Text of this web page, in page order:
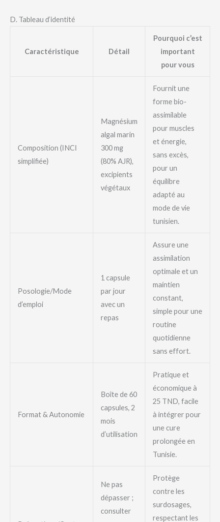
D. Tableau d’identité
Caractéristique Détail
Pourquoi c’est
important
pour vous
Composition (INCI
simplifiée)
Magnésium
algal marin
300 mg
(80% AJR),
excipients
végétaux
Fournit une
forme bio-
assimilable
pour muscles
et énergie,
sans excès,
pour un
équilibre
adapté au
mode de vie
tunisien.
Posologie/Mode
d’emploi
1 capsule
par jour
avec un
repas
Assure une
assimilation
optimale et un
maintien
constant,
simple pour une
routine
quotidienne
sans effort.
Format & Autonomie
Boîte de 60
capsules, 2
mois
d’utilisation
Pratique et
économique à
25 TND, facile
à intégrer pour
une cure
prolongée en
Tunisie.
Ne pas
dépasser ;
consulter
Protège
contre les
surdosages,
respectant les